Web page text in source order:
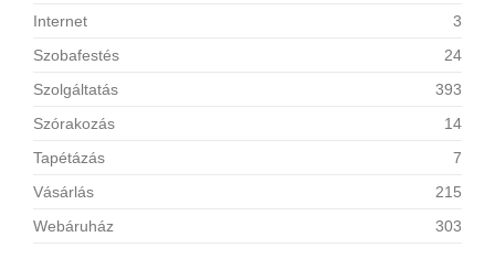
Internet
3
Szobafestés
24
Szolgáltatás
393
Szórakozás
14
Tapétázás
7
Vásárlás
215
Webáruház
303